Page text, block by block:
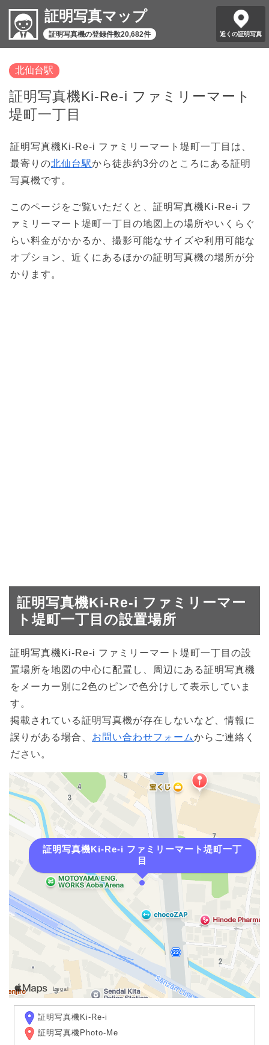
証明写真マップ
証明写真機の登録件数20,682件 近くの証明写真
北仙台駅
証明写真機Ki-Re-i ファミリーマート
堤町一丁目
証明写真機Ki-Re-i ファミリーマート堤町一丁目は、
最寄りの北仙台駅から徒歩約3分のところにある証明
写真機です。
このページをご覧いただくと、証明写真機Ki-Re-i フ
ァミリーマート堤町一丁目の地図上の場所やいくらぐ
らい料金がかかるか、撮影可能なサイズや利用可能な
オプション、近くにあるほかの証明写真機の場所が分
かります。
証明写真機Ki-Re-i ファミリーマー
ト堤町一丁目の設置場所
証明写真機Ki-Re-i ファミリーマート堤町一丁目の設
置場所を地図の中心に配置し、周辺にある証明写真機
をメーカー別に2色のピンで色分けして表示していま
す。
掲載されている証明写真機が存在しないなど、情報に
誤りがある場合、 お問い合わせフォームからご連絡く
ださい。
証明写真機Ki-Re-i ファミリーマート堤町一丁
目
証明写真機Ki-Re-i
証明写真機Photo-Me